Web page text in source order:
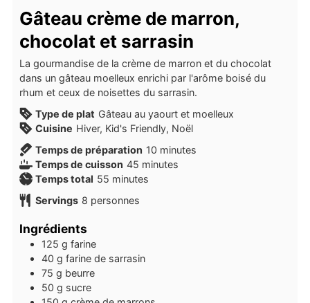
Gâteau crème de marron,
chocolat et sarrasin
La gourmandise de la crème de marron et du chocolat
dans un gâteau moelleux enrichi par l'arôme boisé du
rhum et ceux de noisettes du sarrasin.
Type de plat Gâteau au yaourt et moelleux
Cuisine Hiver, Kid's Friendly, Noël
Temps de préparation 10 minutes
minutes
Temps de cuisson 45 minutes
minutes
Temps total 55 minutes
minutes
Servings 8 personnes
Ingrédients
125 g farine
40 g farine de sarrasin
75 g beurre
50 g sucre